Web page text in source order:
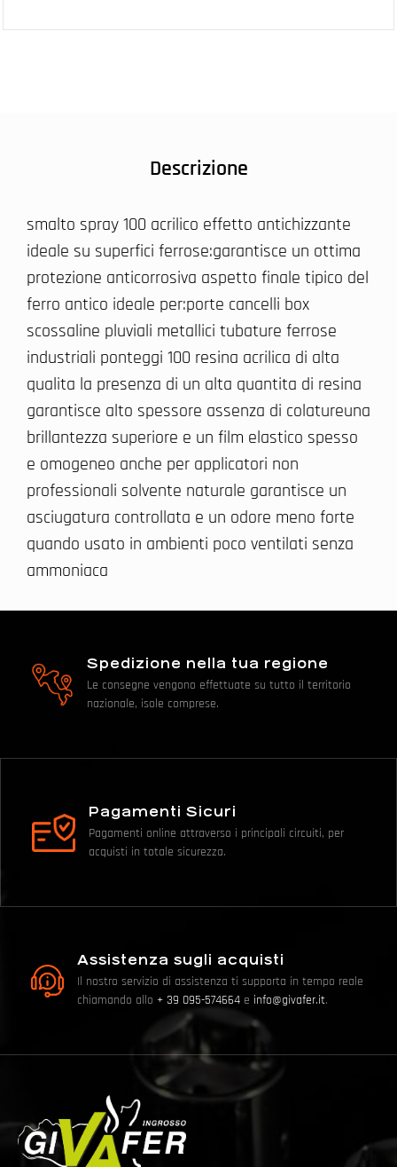
Descrizione
smalto spray 100 acrilico effetto antichizzante
ideale su superfici ferrose:garantisce un ottima
protezione anticorrosiva aspetto finale tipico del
ferro antico ideale per:porte cancelli box
scossaline pluviali metallici tubature ferrose
industriali ponteggi 100 resina acrilica di alta
qualita la presenza di un alta quantita di resina
garantisce alto spessore assenza di colatureuna
brillantezza superiore e un film elastico spesso
e omogeneo anche per applicatori non
professionali solvente naturale garantisce un
asciugatura controllata e un odore meno forte
quando usato in ambienti poco ventilati senza
ammoniaca
Spedizione nella tua regione
Le consegne vengono effettuate su tutto il territorio
nazionale, isole comprese.
Pagamenti Sicuri
Pagamenti online attraverso i principali circuiti, per
acquisti in totale sicurezza.
Assistenza sugli acquisti
Il nostro servizio di assistenza ti supporta in tempo reale
chiamando allo + 39 095-574664 e info@givafer.it.